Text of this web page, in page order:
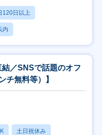
120日以上
内
／SNSで話題のオフ
チ無料等）】
土日祝休み